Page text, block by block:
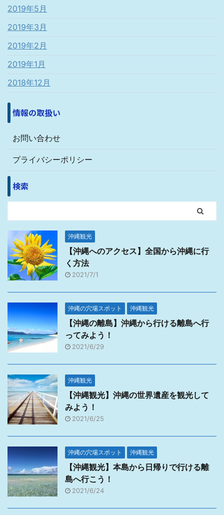
2019年5月
2019年3月
2019年2月
2019年1月
2018年12月
情報の取扱い
お問い合わせ
プライバシーポリシー
検索
沖縄観光
【沖縄へのアクセス】全国から沖縄に行
く方法
2021/7/1
沖縄の穴場スポット 沖縄観光
【沖縄の離島】沖縄から行ける離島へ行
ってみよう！
2021/6/29
沖縄観光
【沖縄観光】沖縄の世界遺産を観光して
みよう！
2021/6/25
沖縄の穴場スポット 沖縄観光
【沖縄観光】本島から日帰りで行ける離
島へ行こう！
2021/6/24